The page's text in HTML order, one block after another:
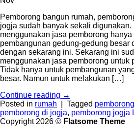
Pemborong bangun rumah,
jogja sudah banyak sekali digunakan.
menggunakan jasa pemborong
pembangunan gedung-gedung besar
dengan sekarang ini. Sekarang ini
menggunakan jasa pemborong untuk
Tidak hanya untuk pembangunan
besar. Namun untuk melakukan […]
Continue reading →
Posted in rumah Tagged
pemborong di jogja, pemborong jogja
Copyright 2026 © Flatsome Theme